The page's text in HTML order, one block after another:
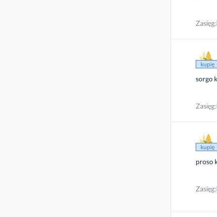
Zasięg:
kupię
sorgo
Zasięg:
kupię
proso
Zasięg: